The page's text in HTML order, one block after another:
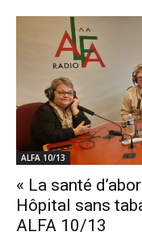
ALFA 10/13
« La santé
Hôpital sans
ALFA 10/13